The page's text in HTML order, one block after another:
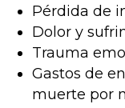
Pérdida de
Dolor y
Trauma
Gastos de
muerte por